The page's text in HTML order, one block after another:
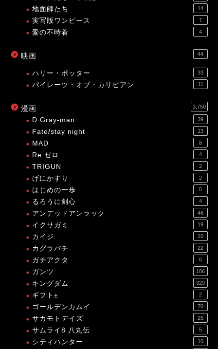
地面師たち 14
実写版ワンピース 7
愛の不時着 4
映画 44
ハリー・ポッター 33
パイレーツ・オブ・カリビアン 11
漫画 3,750
D.Gray-man 39
Fate/stay night 13
MAD 8
Re:ゼロ 4
TRIGUN 2
げにかすり 2
はじめの一歩 5
るろうに剣心 4
アンデッドアンラック 46
イクサガミ 19
カイジ 10
カグラバチ 22
ガチアクタ 6
ガンツ 106
キングダム 329
ギフト± 2
ゴールデンカムイ 70
サカモトデイズ 25
サムライ8 八丸伝 5
シティハンター 10